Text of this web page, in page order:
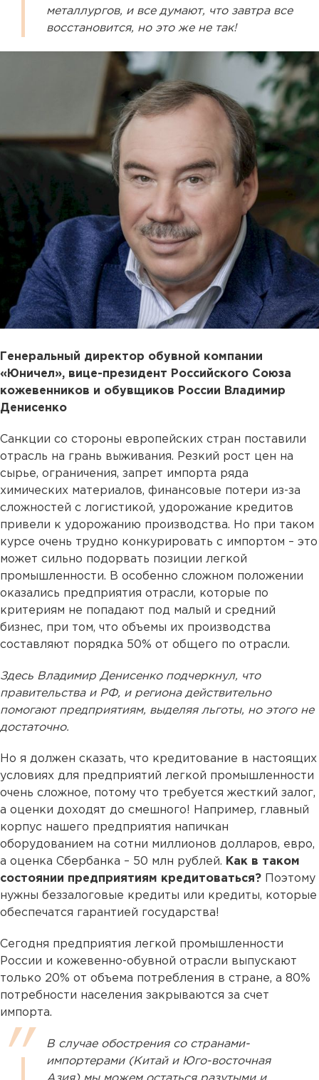
металлургов, и все думают, что завтра все
восстановится, но это же не так!
Генеральный директор обувной компании
«Юничел», вице-президент Российского Союза
кожевенников и обувщиков России Владимир
Денисенко
Санкции со стороны европейских стран поставили
отрасль на грань выживания. Резкий рост цен на
сырье, ограничения, запрет импорта ряда
химических материалов, финансовые потери из-за
сложностей с логистикой, удорожание кредитов
привели к удорожанию производства. Но при таком
курсе очень трудно конкурировать с импортом – это
может сильно подорвать позиции легкой
промышленности. В особенно сложном положении
оказались предприятия отрасли, которые по
критериям не попадают под малый и средний
бизнес, при том, что объемы их производства
составляют порядка 50% от общего по отрасли.
Здесь Владимир Денисенко подчеркнул, что
правительства и РФ, и региона действительно
помогают предприятиям, выделяя льготы, но этого не
достаточно.
Но я должен сказать, что кредитование в настоящих
условиях для предприятий легкой промышленности
очень сложное, потому что требуется жесткий залог,
а оценки доходят до смешного! Например, главный
корпус нашего предприятия напичкан
оборудованием на сотни миллионов долларов, евро,
а оценка Сбербанка – 50 млн рублей. Как в таком
состоянии предприятиям кредитоваться? Поэтому
нужны беззалоговые кредиты или кредиты, которые
обеспечатся гарантией государства!
Сегодня предприятия легкой промышленности
России и кожевенно-обувной отрасли выпускают
только 20% от объема потребления в стране, а 80%
потребности населения закрываются за счет
импорта.
В случае обострения со странами-
импортерами (Китай и Юго-восточная